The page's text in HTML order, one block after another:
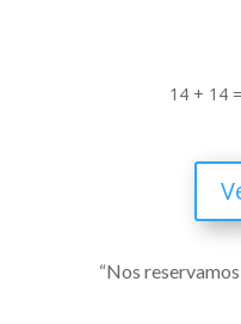
14 + 14 =
“Nos